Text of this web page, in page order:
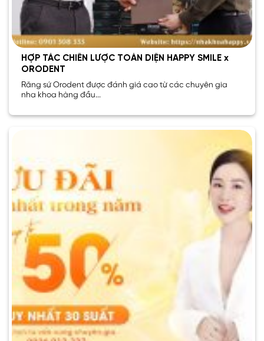
HỢP TÁC CHIẾN LƯỢC TOÀN DIỆN HAPPY SMILE x
ORODENT
Răng sứ Orodent được đánh giá cao từ các chuyên gia
nha khoa hàng đầu...